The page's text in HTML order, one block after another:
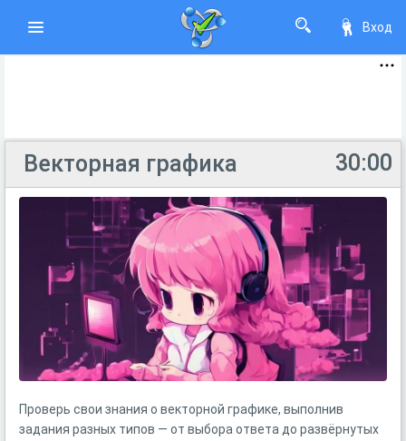
Вход
30:00
Векторная графика
Проверь свои знания о векторной графике, выполнив
задания разных типов — от выбора ответа до развёрнутых